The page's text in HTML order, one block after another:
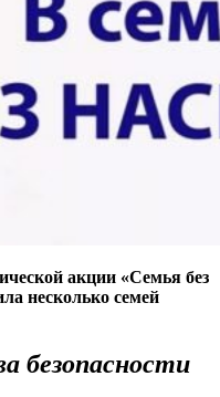
акции «Семья без
несколько семей
безопасности